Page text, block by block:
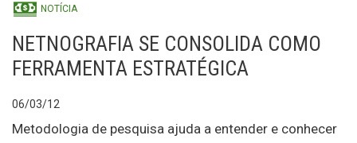
NOTÍCIA
NETNOGRAFIA SE CONSOLIDA COMO
FERRAMENTA ESTRATÉGICA
06/03/12
Metodologia de pesquisa ajuda a entender e conhecer